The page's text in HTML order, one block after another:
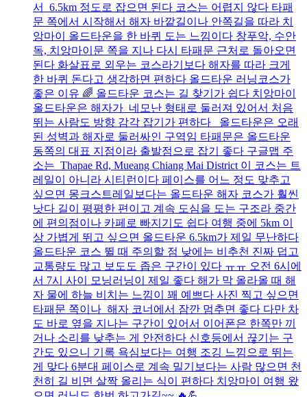
서 6.5km 정도로 잡으면 된다 코스는 어렵지 않다 타패
문 쪽에서 시작해서 해자 바깥길이나 안쪽길을 따라 치
앙마이 올드타운을 한 바퀴 도는 느낌이다 창푸악, 수안
독, 치앙마이문 쪽을 지나 다시 타패문 근처로 돌아오면
된다 화살표로 외우는 코스라기보다 해자를 따라 크게
한 바퀴 돈다고 생각하면 편하다 올드타운 러닝코스가
좋은 이유 🌈 올드타운 코스는 길 찾기가 쉽다 치앙마이
올드타운은 해자가 네모난 형태로 둘러져 있어서 처음
뛰는 사람도 방향 감각 잡기가 편하다 올드타운은 오래
된 성벽과 해자로 둘러싸인 구역임 타패문은 올드타운
동쪽의 대표 지점이라 출발점으로 잡기 좋다 구글맵 주
소는 Thapae Rd, Mueang Chiang Mai District 이 코스는 트
레일이 아니라 시티런이다 페이스를 어느 정도 맞추고
싶으면 몽크스트레일보다는 올드타운 해자 코스가 훨씬
낫다 길이 평평한 편이고 계속 도심을 도는 구조라 중간
에 편의점이나 카페로 빠지기도 쉽다 여행 중에 5km 이
상 가볍게 뛰고 싶으면 올드타운 6.5km가 제일 무난하다
올드타운 코스 뛸 때 주의할 점 낮에는 비추천 진짜 덥고
교통량도 많고 보도도 좁은 구간이 있다 ㅠㅠ 오전 6시에
서 7시 사이 모닝러닝이 제일 좋다 해가 막 올라올 때 해
자 물에 하늘 비치는 느낌이 꽤 예쁘다 사진 찍고 싶으면
타패문 쪽이나 해자 코너에서 잠깐 멈추면 좋다 다만 차
도 바로 옆을 지나는 구간이 있어서 이어폰은 한쪽만 끼
거나 소리를 낮추는 게 안전하다 신호등에서 끊기는 구
간도 있으니 기록 욕심보다는 여행 조깅 느낌으로 뛰는
게 맞다 6분대 페이스로 계속 밀기보다는 사람 많으면 천
천히 길 비면 살짝 올리는 식이 편하다 치앙마이 여행 왔